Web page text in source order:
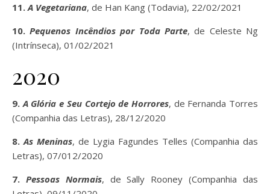
11.A Vegetariana, de Han Kang (Todavia), 22/02/2021
10.Pequenos Incêndios por Toda Parte, de Celeste Ng
(Intrínseca), 01/02/2021
2020
9.A Glória e Seu Cortejo de Horrores, de Fernanda Torres
(Companhia das Letras), 28/12/2020
8. As Meninas, de Lygia Fagundes Telles (Companhia das
Letras), 07/012/2020
7. Pessoas Normais, de Sally Rooney (Companhia das